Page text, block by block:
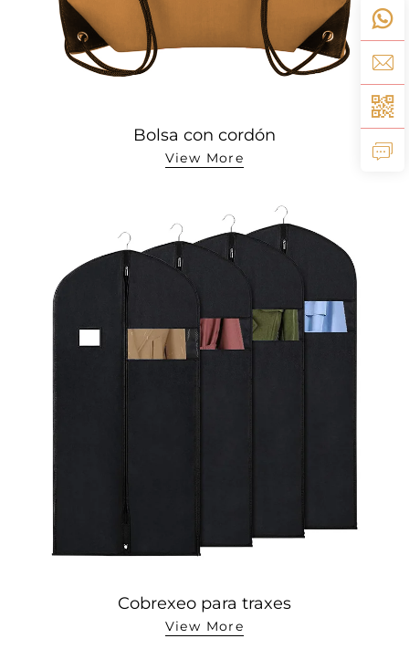
Bolsa con cordón
View More
Cobrexeo para traxes
View More